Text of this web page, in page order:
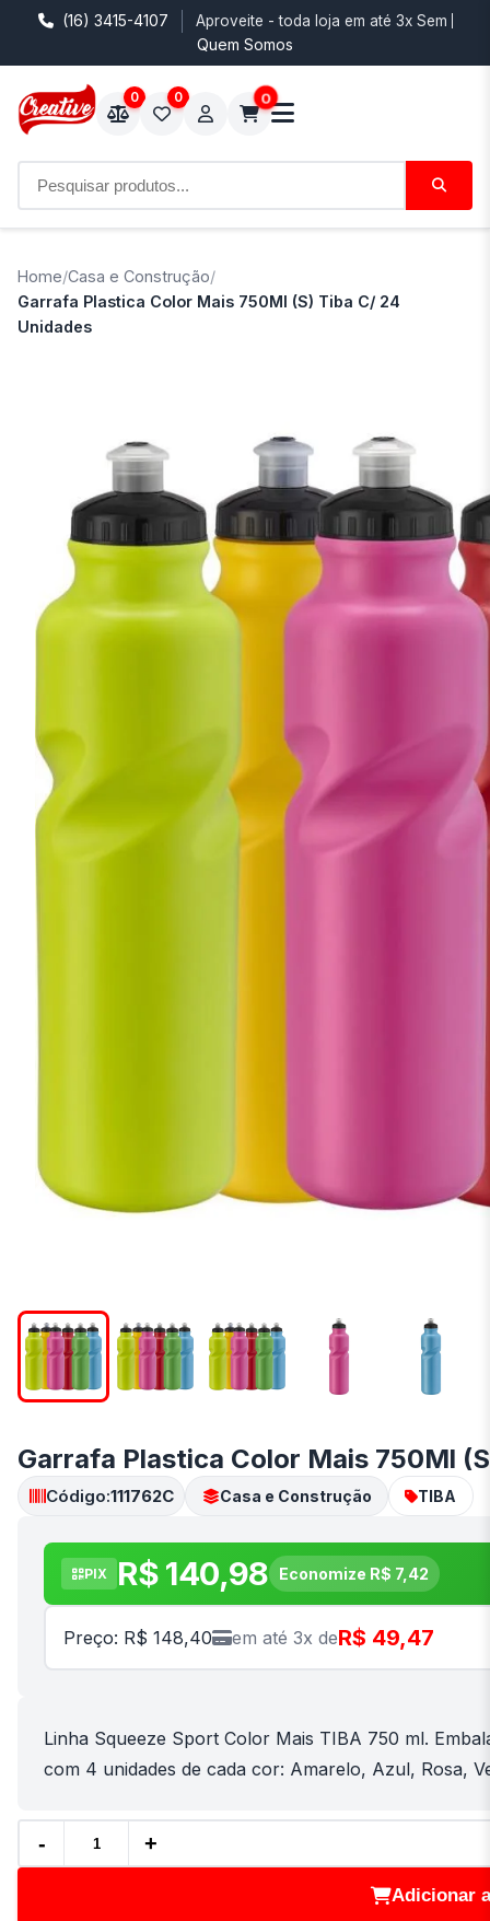
(16) 3415-4107 Aproveite - toda loja em até 3x Sem
Quem Somos
0 0 0
Home/Casa e Construção/
Garrafa Plastica Color Mais 750Ml (S) Tiba C/ 24
Unidades
Garrafa Plastica Color Mais 750Ml
Código:111762C Casa e Construção TIBA
PIX R$ 140,98 Economize R$ 7,42
Preço: R$ 148,40 em até 3x deR$ 49,47
Linha Squeeze Sport Color Mais TIBA 750 ml.
com 4 unidades de cada cor: Amarelo, Azul, Rosa,
- +
Adicionar